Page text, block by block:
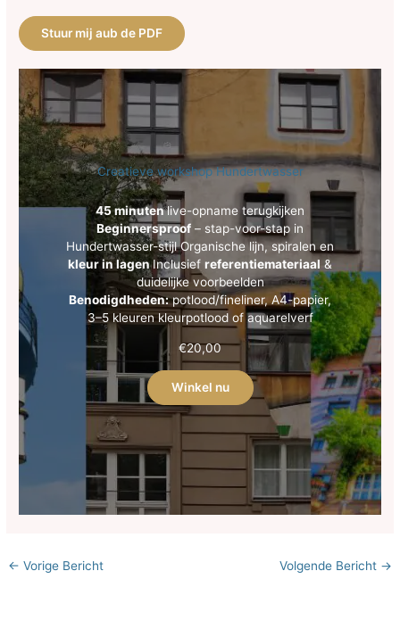
Stuur mij aub de PDF
Creatieve workshop Hundertwasser
45 minutenlive-opname terugkijken
Beginnersproof – stap-voor-stap in
Hundertwasser-stijl Organische lijn, spiralen en
kleur in lagenInclusief referentiemateriaal&
duidelijke voorbeelden
Benodigdheden:potlood/fineliner, A4-papier,
3–5 kleuren kleurpotlood of aquarelverf
€20,00
Winkel nu
← Vorige Bericht Volgende Bericht →